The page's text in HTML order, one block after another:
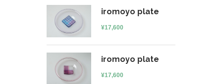
iromoyo plate
¥17,600
iromoyo plate
¥17,600